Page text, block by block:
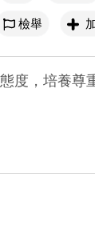
檢舉
度，培養尊